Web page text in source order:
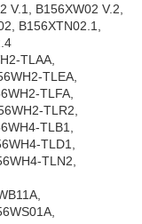
B156XW02 V.2,
B156XTN02.1,
TLAA,
TLEA,
TLFA,
TLR2,
TLB1,
TLD1,
TLN2,